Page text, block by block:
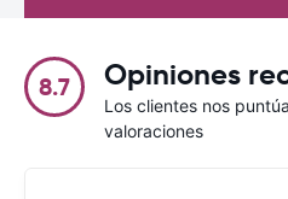
8.7 Opiniones
Los clientes nos
valoraciones